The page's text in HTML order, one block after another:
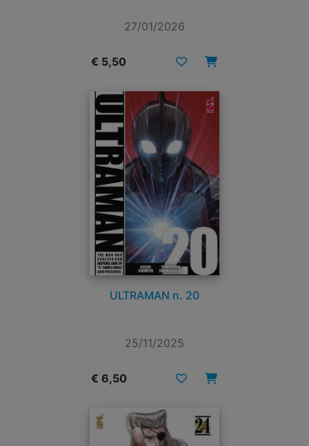
27/01/2026
€ 5,50
ULTRAMAN n. 20
25/11/2025
€ 6,50